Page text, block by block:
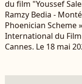
du film "Youssef
Ramzy Bedia -
Phoenician Scheme
International du Film
Cannes. Le 18 mai